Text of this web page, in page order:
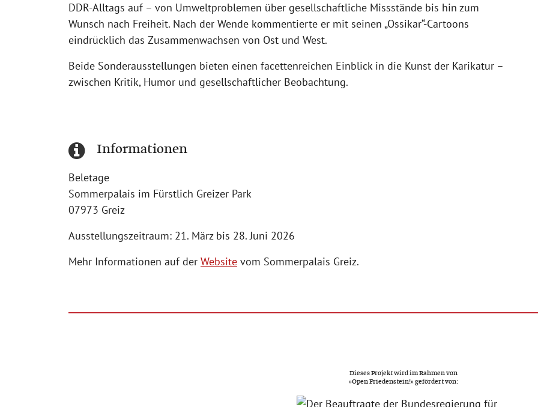
DDR-Alltags auf – von Umweltproblemen über gesellschaftliche Missstände bis hin zum
Wunsch nach Freiheit. Nach der Wende kommentierte er mit seinen „Ossikar“-Cartoons
eindrücklich das Zusammenwachsen von Ost und West.
Beide Sonderausstellungen bieten einen facettenreichen Einblick in die Kunst der Karikatur –
zwischen Kritik, Humor und gesellschaftlicher Beobachtung.
Informationen
Beletage
Sommerpalais im Fürstlich Greizer Park
07973 Greiz
Ausstellungszeitraum: 21. März bis 28. Juni 2026
Mehr Informationen auf der Website vom Sommerpalais Greiz.
Dieses Projekt wird im Rahmen von
»Open Friedenstein!« gefördert von: